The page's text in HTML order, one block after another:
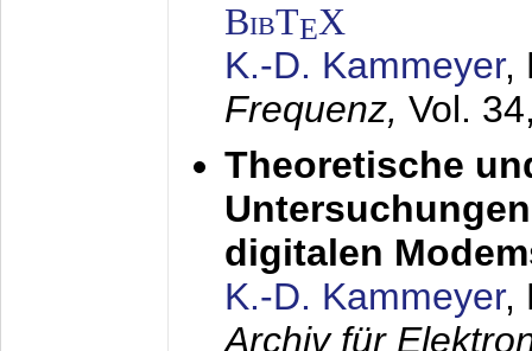
BibTEX
K.-D. Kammeyer,
Frequenz, Vol.
Theoretische
digitalen
K.-D. Kammeyer,
Archiv für